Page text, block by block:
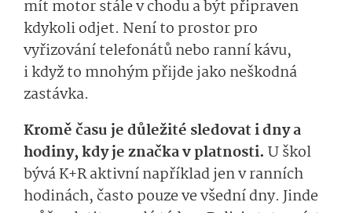
mít motor stále v chodu a být připraven
kdykoli odjet. Není to prostor pro
vyřizování telefonátů nebo ranní kávu,
i když to mnohým přijde jako neškodná
zastávka.
Kromě času je důležité sledovat i dny a
hodiny, kdy je značka v platnosti. U škol
bývá K+R aktivní například jen v ranních
hodinách, často pouze ve všední dny. Jinde